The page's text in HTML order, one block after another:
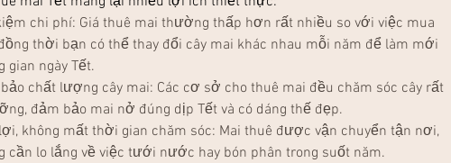
chi phí: Giá thuê mai thường thấp hơn rất nhiều so với việc mua
thời bạn có thể thay đổi cây mai khác nhau mỗi năm để làm mới
gian ngày Tết.
chất lượng cây mai: Các cơ sở cho thuê mai đều chăm sóc cây rất
đảm bảo mai nở đúng dịp Tết và có dáng thế đẹp.
không mất thời gian chăm sóc: Mai thuê được vận chuyển tận nơi,
cần lo lắng về việc tưới nước hay bón phân trong suốt năm.